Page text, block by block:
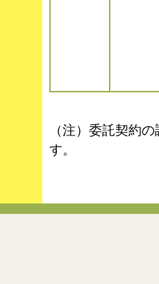
（注）委託契約
す。